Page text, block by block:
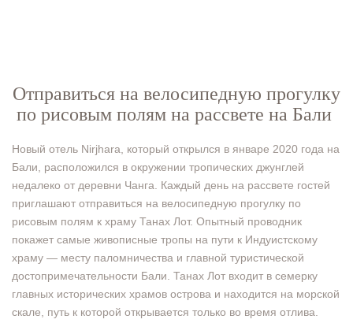
Отправиться на велосипедную прогулку
по рисовым полям на рассвете на Бали
Новый отель Nirjhara, который открылся в январе 2020 года на
Бали, расположился в окружении тропических джунглей
недалеко от деревни Чанга. Каждый день на рассвете гостей
приглашают отправиться на велосипедную прогулку по
рисовым полям к храму Танах Лот. Опытный проводник
покажет самые живописные тропы на пути к Индуистскому
храму — месту паломничества и главной туристической
достопримечательности Бали. Танах Лот входит в семерку
главных исторических храмов острова и находится на морской
скале, путь к которой открывается только во время отлива.